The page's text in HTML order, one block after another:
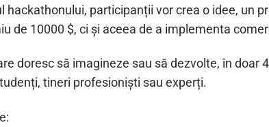
hackathonului, participanții vor crea o idee, un
de 10000 $, ci și aceea de a implementa
doresc să imagineze sau să dezvolte, în doar
tineri profesioniști sau experți.